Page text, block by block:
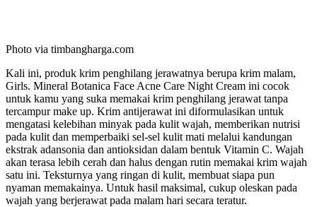
Photo via timbangharga.com
Kali ini, produk krim penghilang jerawatnya berupa krim malam,
Girls. Mineral Botanica Face Acne Care Night Cream ini cocok
untuk kamu yang suka memakai krim penghilang jerawat tanpa
tercampur make up. Krim antijerawat ini diformulasikan untuk
mengatasi kelebihan minyak pada kulit wajah, memberikan nutrisi
pada kulit dan memperbaiki sel-sel kulit mati melalui kandungan
ekstrak adansonia dan antioksidan dalam bentuk Vitamin C. Wajah
akan terasa lebih cerah dan halus dengan rutin memakai krim wajah
satu ini. Teksturnya yang ringan di kulit, membuat siapa pun
nyaman memakainya. Untuk hasil maksimal, cukup oleskan pada
wajah yang berjerawat pada malam hari secara teratur.